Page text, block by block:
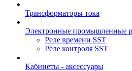
Трансформаторы тока
Электронные промышленные
Реле времени SST
Реле контроля SST
Кабинеты - аксессуары